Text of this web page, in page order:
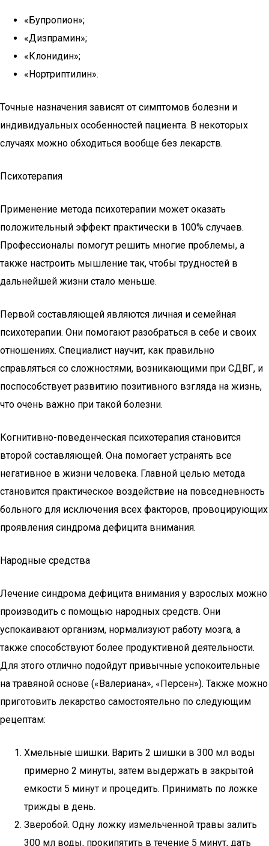
«Бупропион»;
«Дизпрамин»;
«Клонидин»;
«Нортриптилин».
Точные назначения зависят от симптомов болезни и
индивидуальных особенностей пациента. В некоторых
случаях можно обходиться вообще без лекарств.
Психотерапия
Применение метода психотерапии может оказать
положительный эффект практически в 100% случаев.
Профессионалы помогут решить многие проблемы, а
также настроить мышление так, чтобы трудностей в
дальнейшей жизни стало меньше.
Первой составляющей являются личная и семейная
психотерапии. Они помогают разобраться в себе и своих
отношениях. Специалист научит, как правильно
справляться со сложностями, возникающими при СДВГ, и
поспособствует развитию позитивного взгляда на жизнь,
что очень важно при такой болезни.
Когнитивно-поведенческая психотерапия становится
второй составляющей. Она помогает устранять все
негативное в жизни человека. Главной целью метода
становится практическое воздействие на повседневность
больного для исключения всех факторов, провоцирующих
проявления синдрома дефицита внимания.
Народные средства
Лечение синдрома дефицита внимания у взрослых можно
производить с помощью народных средств. Они
успокаивают организм, нормализуют работу мозга, а
также способствуют более продуктивной деятельности.
Для этого отлично подойдут привычные успокоительные
на травяной основе («Валериана», «Персен»). Также можно
приготовить лекарство самостоятельно по следующим
рецептам:
Хмельные шишки. Варить 2 шишки в 300 мл воды
примерно 2 минуты, затем выдержать в закрытой
емкости 5 минут и процедить. Принимать по ложке
трижды в день.
Зверобой. Одну ложку измельченной травы залить
300 мл воды, прокипятить в течение 5 минут, дать